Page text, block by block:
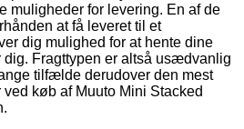
muligheder for levering. En af de
at få leveret til et
dig mulighed for at hente dine
dig. Fragttypen er altså usædvanlig
tilfælde derudover den mest
køb af Muuto Mini Stacked